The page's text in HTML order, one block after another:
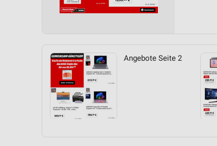
Angebote Seite 2
Messung der Performance von Inhalten
Entwicklung und Verbesserung der Angebote
Verwendung reduzierter Daten zur Auswahl von Inhalten
IAB-Besonderheiten:
Verwendung genauer Standortdaten